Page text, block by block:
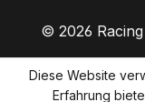
© 2026
Diese Website
Erfahrung